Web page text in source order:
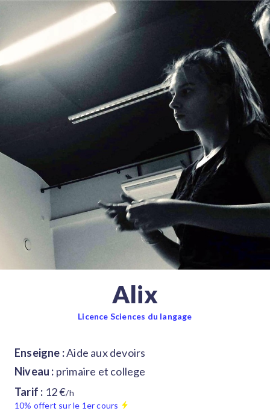
Alix
Licence Sciences du langage
Enseigne :Aide aux devoirs
Niveau : primaire et college
Tarif : 12 €/h
10% offert sur le 1er cours